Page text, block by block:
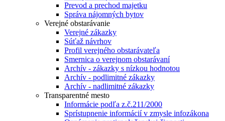
Prevod a prechod majetku
Správa nájomných bytov
Verejné obstarávanie
Verejné zákazky
Súťaž návrhov
Profil verejného obstarávateľa
Smernica o verejnom obstarávaní
Archív - zákazky s nízkou hodnotou
Archív - podlimitné zákazky
Archív - nadlimitné zákazky
Transparentné mesto
Informácie podľa z.č.211/2000
Sprístupnenie informácií v zmysle infozákona